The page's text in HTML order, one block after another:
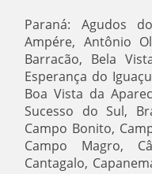
Paraná: Agudos
Ampére, Antônio
Barracão, Bela
Esperança do
Boa Vista da
Sucesso do Sul,
Campo Bonito,
Campo Magro,
Cantagalo,